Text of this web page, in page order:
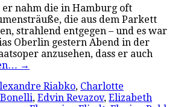
nahm die in Hamburg oft
die aus dem Parkett
strahlend entgegen – und es war
Oberlin gestern Abend in der
anzusehen, dass er auch
→
Riabko, Charlotte
, Edvin Revazov, Elizabeth